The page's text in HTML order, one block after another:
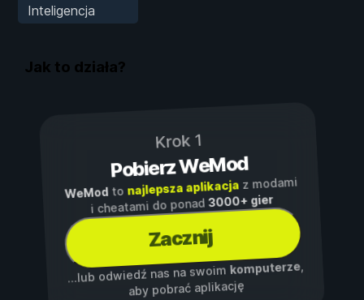
Inteligencja
Jak to działa?
Krok 1
Pobierz WeMod
WeModto najlepsza aplikacjaz modami
i cheatami do ponad3000+ gier
Zacznij
...lub odwiedź nas na swoim komputerze,
aby pobrać aplikację